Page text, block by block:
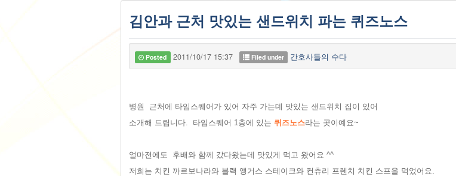
김안과 근처 맛있는 샌드위치 파는 퀴즈노스
Posted 2011/10/17 15:37 Filed under 간호사들의 수다
병원 근처에 타임스퀘어가 있어 자주 가는데 맛있는 샌드위치 집이 있어
소개해 드립니다. 타임스퀘어 1층에 있는 퀴즈노스라는 곳이예요~
얼마전에도 후배와 함께 갔다왔는데 맛있게 먹고 왔어요 ^^
저희는 치킨 까르보나라와 블랙 앵거스 스테이크와 컨츄리 프렌치 치킨 스프을 먹었어요.